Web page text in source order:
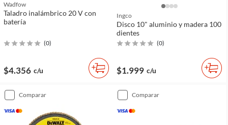
Wadfow
Taladro inalámbrico 20 V con
batería
(0)
$4.356 c/u
Ingco
Disco 10" aluminio y madera 100
dientes
(0)
$1.999 c/u
comparar comparar